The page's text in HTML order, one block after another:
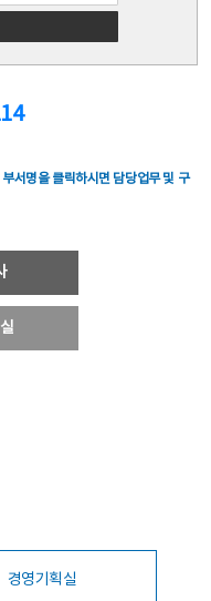
서명을 클릭하시면 담당업무 및 구
경영기획실